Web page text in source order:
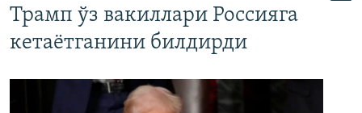
Трамп ўз вакиллари Россияга
кетаётганини билдирди